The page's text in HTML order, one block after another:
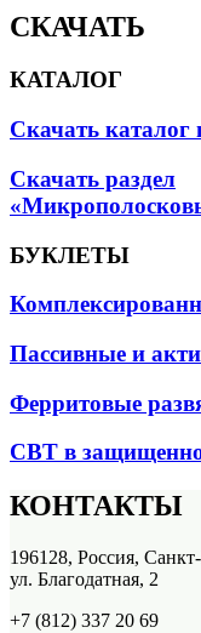
СКАЧАТЬ
КАТАЛОГ
Скачать каталог
Скачать раздел
БУКЛЕТЫ
Пассивные и
Ферритовые
СВТ в
КОНТАКТЫ
196128, Россия,
ул. Благодатная, 2
+7 (812) 337 20 69